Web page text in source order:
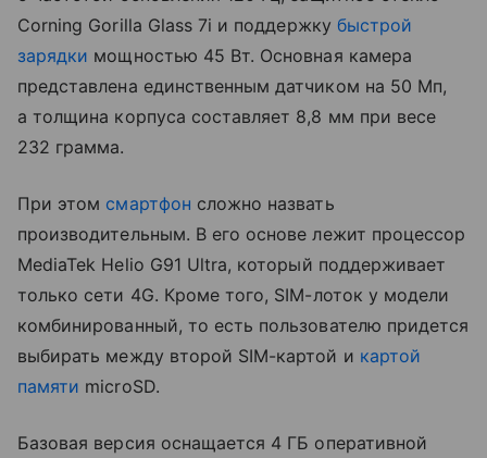
Corning Gorilla Glass 7i и поддержку быстрой
зарядки мощностью 45 Вт. Основная камера
представлена единственным датчиком на 50 Мп,
а толщина корпуса составляет 8,8 мм при весе
232 грамма.
При этом смартфон сложно назвать
производительным. В его основе лежит процессор
MediaTek Helio G91 Ultra, который поддерживает
только сети 4G. Кроме того, SIM-лоток у модели
комбинированный, то есть пользователю придется
выбирать между второй SIM-картой и картой
памяти microSD.
Базовая версия оснащается 4 ГБ оперативной